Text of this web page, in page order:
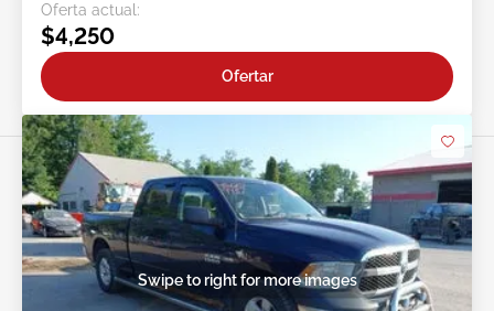
Oferta actual:
$4,250
Ofertar
Swipe to right for more images